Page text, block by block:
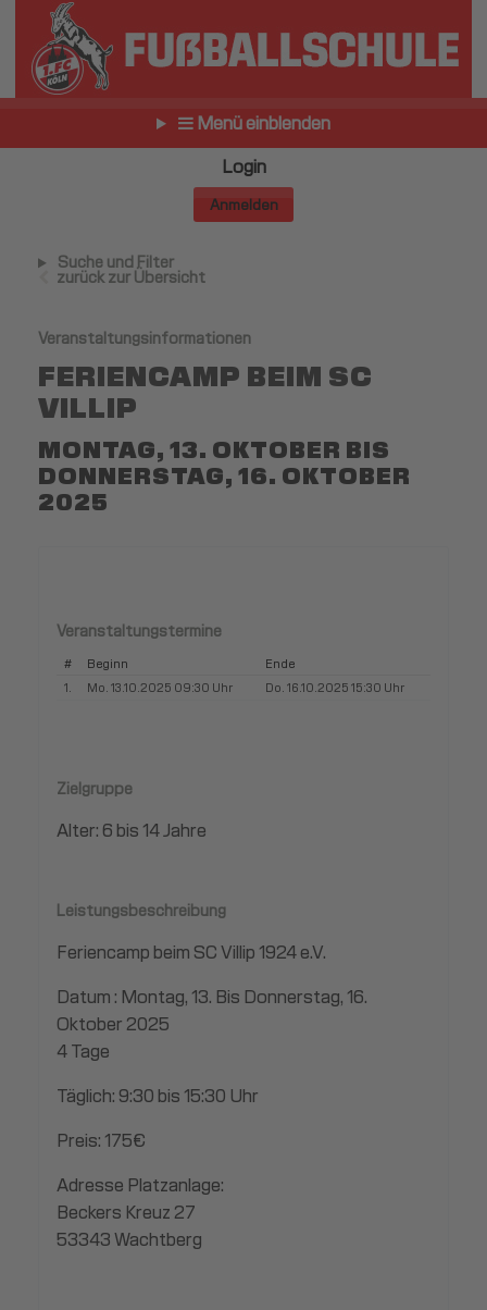
Menü einblenden
Login
Anmelden
Suche und Filter
zurück zur Übersicht
Veranstaltungsinformationen
FERIENCAMP BEIM SC
VILLIP
MONTAG, 13. OKTOBER BIS
DONNERSTAG, 16. OKTOBER
2025
Veranstaltungstermine
# Beginn
Ende
1.
Mo. 13.10.2025 09:30 Uhr Do. 16.10.2025 15:30 Uhr
Zielgruppe
Alter: 6 bis 14 Jahre
Leistungsbeschreibung
Feriencamp beim SC Villip 1924 e.V.
Datum : Montag, 13. Bis Donnerstag, 16.
Oktober 2025
4 Tage
Täglich: 9:30 bis 15:30 Uhr
Preis: 175€
Adresse Platzanlage:
Beckers Kreuz 27
53343 Wachtberg